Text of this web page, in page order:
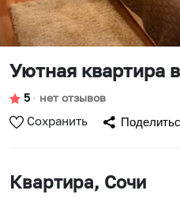
Уютная квартира
5 ∙ нет отзывов
Сохранить
Квартира, Сочи